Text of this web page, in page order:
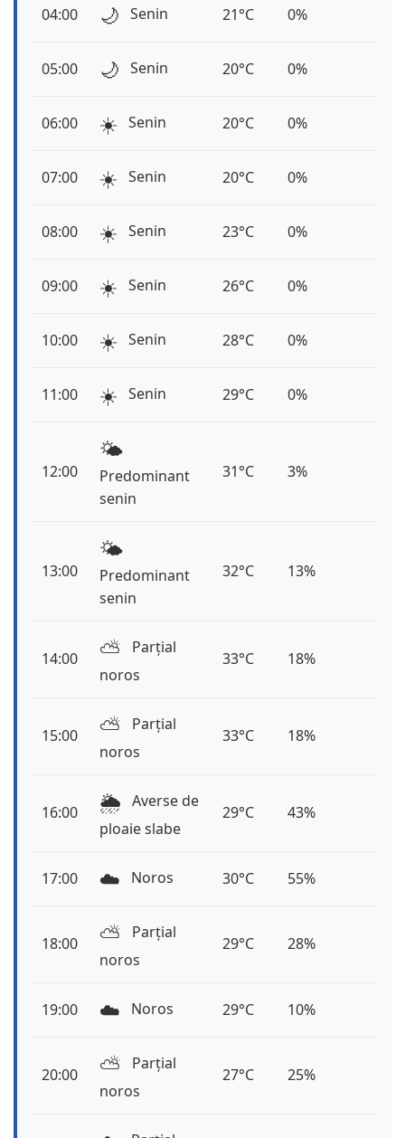
04:00 🌙 Senin 21°C 0%
05:00 🌙 Senin 20°C 0%
06:00 ☀️ Senin 20°C 0%
07:00 ☀️ Senin 20°C 0%
08:00 ☀️ Senin 23°C 0%
09:00 ☀️ Senin 26°C 0%
10:00 ☀️ Senin 28°C 0%
11:00 ☀️ Senin 29°C 0%
12:00
🌤️
Predominant
senin
31°C 3%
13:00
🌤️
Predominant
senin
32°C 13%
14:00 ⛅️
Parțial
noros
33°C 18%
15:00 ⛅️
Parțial
noros
33°C 18%
16:00 🌦️ Averse de
ploaie slabe
29°C 43%
17:00 ☁️ Noros 30°C 55%
18:00 ⛅️
Parțial
noros
29°C 28%
19:00 ☁️ Noros 29°C 10%
20:00 ⛅️
Parțial
noros
27°C 25%